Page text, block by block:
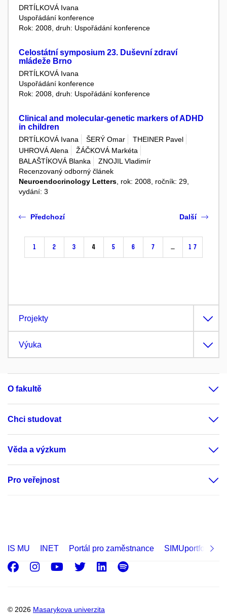
DRTÍLKOVÁ Ivana
Uspořádání konference
Rok: 2008, druh: Uspořádání konference
Celostátní symposium 23. Duševní zdraví
mládeže Brno
DRTÍLKOVÁ Ivana
Uspořádání konference
Rok: 2008, druh: Uspořádání konference
Clinical and molecular-genetic markers of ADHD
in children
DRTÍLKOVÁ Ivana ŠERÝ Omar
THEINER Pavel
UHROVÁ Alena
ŽÁČKOVÁ Markéta
BALAŠTÍKOVÁ Blanka
ZNOJIL Vladimír
Recenzovaný odborný článek
Neuroendocrinology Letters , rok: 2008, ročník: 29,
vydání: 3
Předchozí
1 2 3 4 5 6 7 … 17
Další
Projekty
Výuka
O fakultě
Chci studovat
Věda a výzkum
Pro veřejnost
IS MU INET Portál pro zaměstnance SIMUportfolio
© 2026 Masarykova univerzita
Facebook
Instagram
Youtube
Twitter
LinkedIn
Spotify